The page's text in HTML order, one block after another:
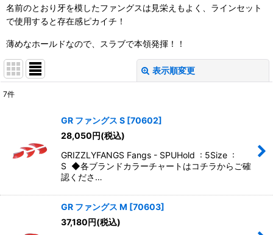
名前のとおり牙を模したファングスは見栄えもよく、ラインセット
で使用すると存在感ピカイチ！
薄めなホールドなので、スラブで本領発揮！！
表示順変更
絞り込む
7件
GR ファングス S [70602]
28,050円(税込)
GRIZZLYFANGS Fangs - SPUHold : 5Size :
S ◆各ブランドカラーチャートはコチラからご確
認くださ…
GR ファングス M [70603]
37,180円(税込)